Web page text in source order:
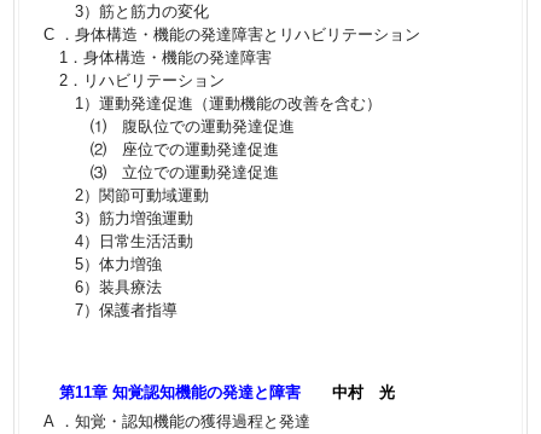
3）筋と筋力の変化
C ．身体構造・機能の発達障害とリハビリテーション
1．身体構造・機能の発達障害
2．リハビリテーション
1）運動発達促進（運動機能の改善を含む）
⑴ 腹臥位での運動発達促進
⑵ 座位での運動発達促進
⑶ 立位での運動発達促進
2）関節可動域運動
3）筋力増強運動
4）日常生活活動
5）体力増強
6）装具療法
7）保護者指導
第11章 知覚認知機能の発達と障害
中村 光
A ．知覚・認知機能の獲得過程と発達